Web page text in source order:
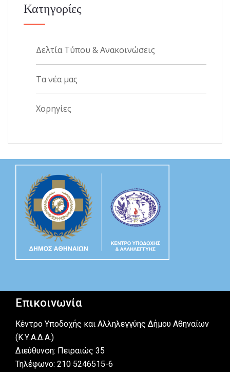
Κατηγορίες
Δελτία Τύπου & Ανακοινώσεις
Τα νέα μας
Χορηγίες
Επικοινωνία
Κέντρο Υποδοχής και Αλληλεγγύης Δήμου Αθηναίων
(Κ.Υ.Α.Δ.Α.)
Διεύθυνση: Πειραιώς 35
Τηλέφωνο: 210 5246515-6